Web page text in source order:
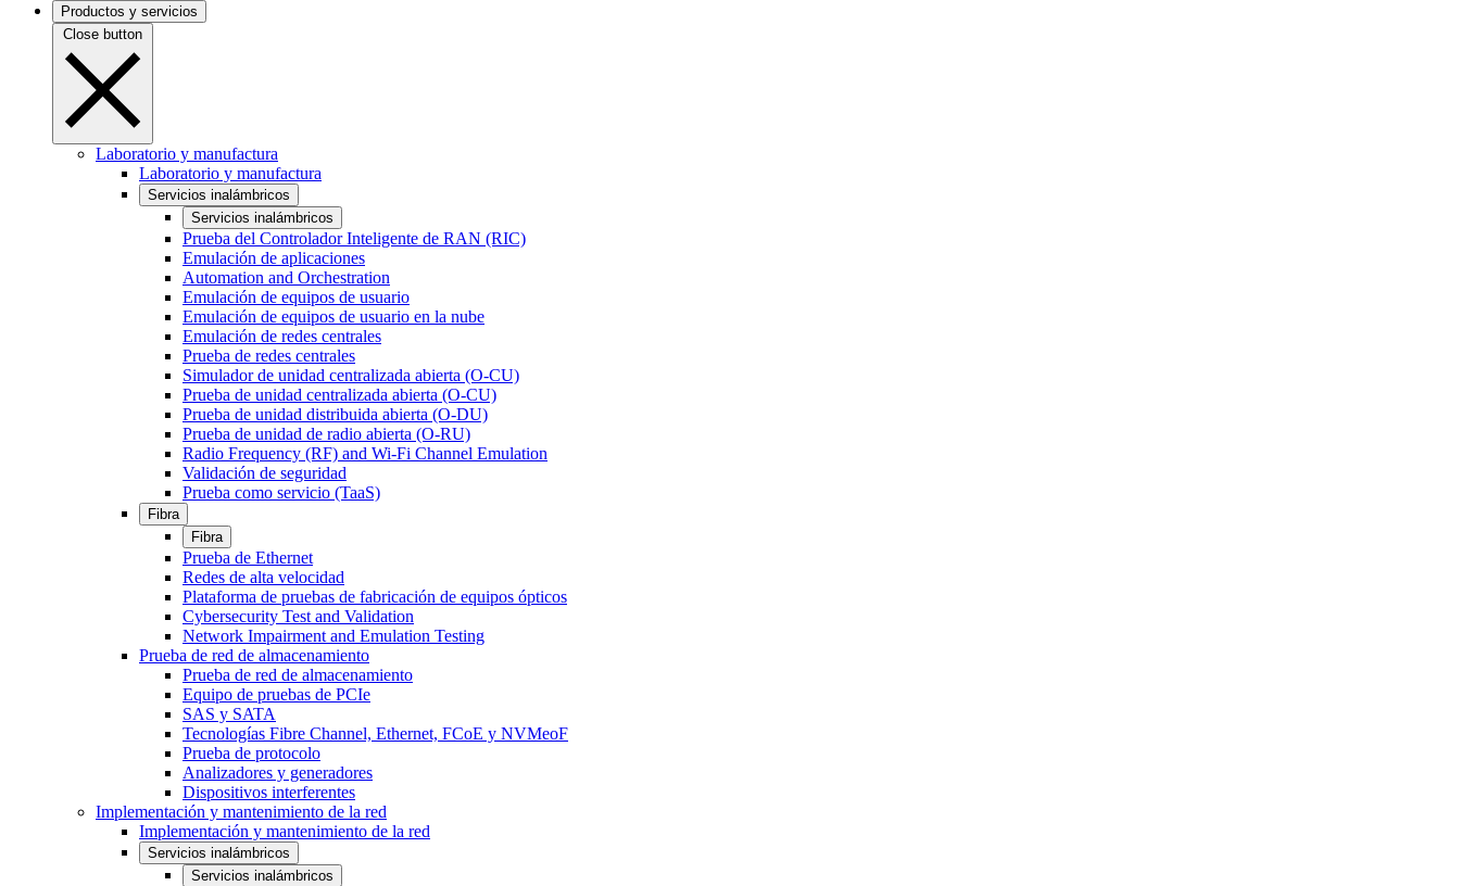
Productos y servicios
Close button
Laboratorio y manufactura
Laboratorio y manufactura
Servicios inalámbricos
Servicios inalámbricos
Prueba del Controlador Inteligente de RAN (RIC)
Emulación de aplicaciones
Automation and Orchestration
Emulación de equipos de usuario
Emulación de equipos de usuario en la nube
Emulación de redes centrales
Prueba de redes centrales
Simulador de unidad centralizada abierta (O-CU)
Prueba de unidad centralizada abierta (O-CU)
Prueba de unidad distribuida abierta (O-DU)
Prueba de unidad de radio abierta (O-RU)
Radio Frequency (RF) and Wi-Fi Channel Emulation
Validación de seguridad
Prueba como servicio (TaaS)
Fibra
Fibra
Prueba de Ethernet
Redes de alta velocidad
Plataforma de pruebas de fabricación de equipos ópticos
Cybersecurity Test and Validation
Network Impairment and Emulation Testing
Prueba de red de almacenamiento
Prueba de red de almacenamiento
Equipo de pruebas de PCIe
SAS y SATA
Tecnologías Fibre Channel, Ethernet, FCoE y NVMeoF
Prueba de protocolo
Analizadores y generadores
Dispositivos interferentes
Implementación y mantenimiento de la red
Implementación y mantenimiento de la red
Servicios inalámbricos
Servicios inalámbricos